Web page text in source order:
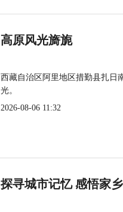
高原风光旖旎
西藏自治区阿里地区措勤县扎日
光。
2026-08-06 11:32
探寻城市记忆 感悟家